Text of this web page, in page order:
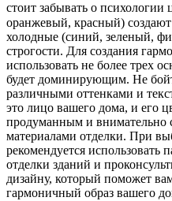
стоит забывать о психологии
оранжевый, красный)
холодные (синий, зеленый,
строгости. Для создания
использовать не более трех
будет доминирующим. Не
различными оттенками и
это лицо вашего дома, и его
продуманным и внимательно
материалами отделки. При
рекомендуется использовать
отделки зданий и
дизайну, который поможет
гармоничный образ вашего